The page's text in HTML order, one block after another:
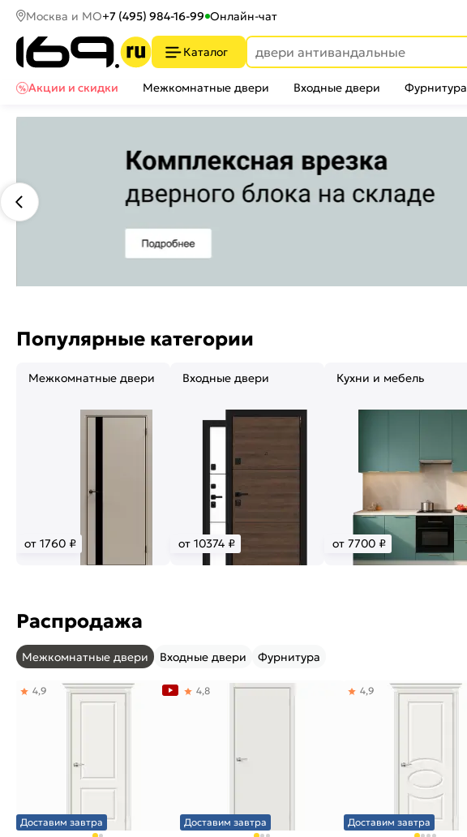
Москва и МО+7 (495) 984-16-99 Онлайн-чат
Каталог
Акции и скидки
Межкомнатные двери Входные двери Фурнитура
Популярные категории
Межкомнатные двери
от 1760 ₽
Входные двери
от 10374 ₽
Кухни и мебель
от 7700 ₽
Распродажа
Межкомнатные двери Входные двери Фурнитура
Доставим завтра
4,9
Доставим завтра
4,8
Доставим завтра
4,9